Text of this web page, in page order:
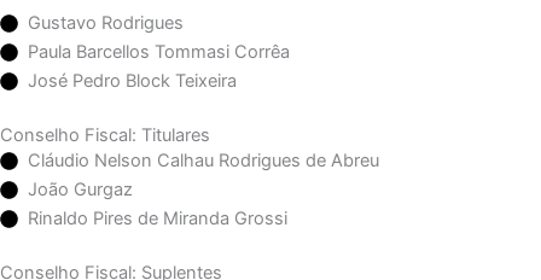
Gustavo Rodrigues
Paula Barcellos Tommasi Corrêa
José Pedro Block Teixeira
Conselho Fiscal: Titulares
Cláudio Nelson Calhau Rodrigues de Abreu
João Gurgaz
Rinaldo Pires de Miranda Grossi
Conselho Fiscal: Suplentes